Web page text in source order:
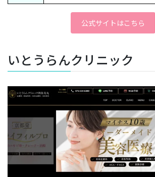
公式サイトはこちら
いとうらんクリニック